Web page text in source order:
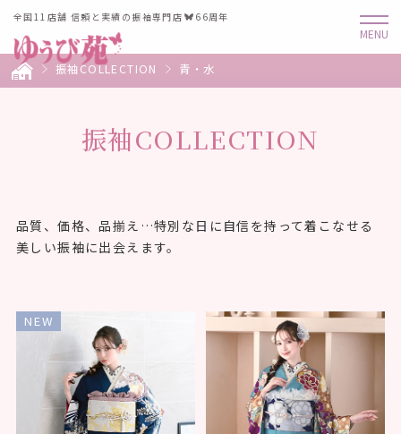
全国11店舗 信頼と実績の振袖専門店 66周年
振袖COLLECTION 青・水
振袖COLLECTION
品質、価格、品揃え…特別な日に自信を持って着こなせる
美しい振袖に出会えます。
NEW